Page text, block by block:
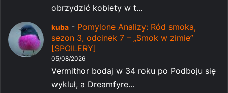
obrzydzić kobiety w t...
kuba - Pomylone Analizy: Ród smoka,
sezon 3, odcinek 7 – „Smok w zimie”
[SPOILERY]
05/08/2026
Vermithor bodaj w 34 roku po Podboju się
wykluł, a Dreamfyre...